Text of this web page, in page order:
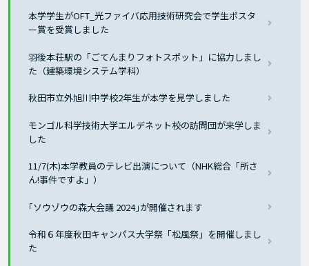
本学学生がOFT_光ファイバ応用技術研究会で学生ポスタ
ー賞を受賞しました
羽後本荘駅の「ごてんまりフォトスポット」に協力しまし
た（建築環境システム学科）
秋田市立外旭川中学校2年生が本学を見学しました
モンゴル科学技術大学エルデネット校の訪問団が来学しま
した
11/7(木)本学教員のテレビ出演について（NHK総合「所さ
ん!事件ですよ」）
｢ソウゾウの森大会議 2024｣が開催されます
令和６年度秋田キャンパス大学祭「松風祭」を開催しまし
た